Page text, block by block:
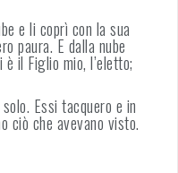
e li coprì con la sua
paura. E dalla nube
il Figlio mio, l’eletto;
Essi tacquero e in
ciò che avevano visto.